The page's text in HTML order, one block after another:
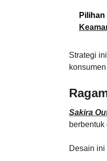
Strategi
Sakira
berbentuk
Desain